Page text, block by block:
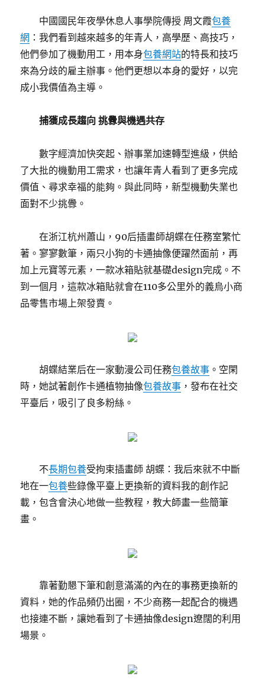
中國國民年夜學休息人事學院傳授 周文霞包養
網 ：我們看到越來越多的年青人，高學歷、高技巧，
他們參加了機動用工，用本身包養網站的特長和技巧
來為分歧的雇主辦事。他們更想以本身的愛好，以完
成小我價值為主導。
捕獲成長趨向 挑釁與機遇共存
數字經濟加快突起、辦事業加速轉型進級，供給
了大批的機動用工需求，也讓年青人看到了更多完成
價值、尋求幸福的能夠。與此同時，新型機動失業也
面對不少挑釁。
在浙江杭州蕭山，90后插畫師胡蝶在任務室繁忙
著。寥寥數筆，兩只小狗的卡通抽像便躍然面前，再
加上元寶等元素，一款冰箱貼就基礎design完成。不
到一個月，這款冰箱貼就會在110多公里外的義烏小商
品零售市場上架發賣。
胡蝶結業后在一家動漫公司任務包養故事 。空閑
時，她試著創作卡通植物抽像包養故事 ，發布在社交
平臺后，吸引了良多粉絲。
不長期包養受拘束插畫師 胡蝶：我后來就不中斷
地在一包養些錄像平臺上更換新的資料我的創作記
載，包含會決心地做一些教程，教大師畫一些簡筆
畫。
靠著勤懇下筆和創意滿滿的內在的事務更換新的
資料，她的作品頻仍出圈，不少商務一起配合的機遇
也接連不斷，讓她看到了卡通抽像design遼闊的利用
場景。